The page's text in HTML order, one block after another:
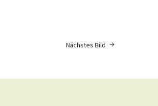
Nächstes Bild